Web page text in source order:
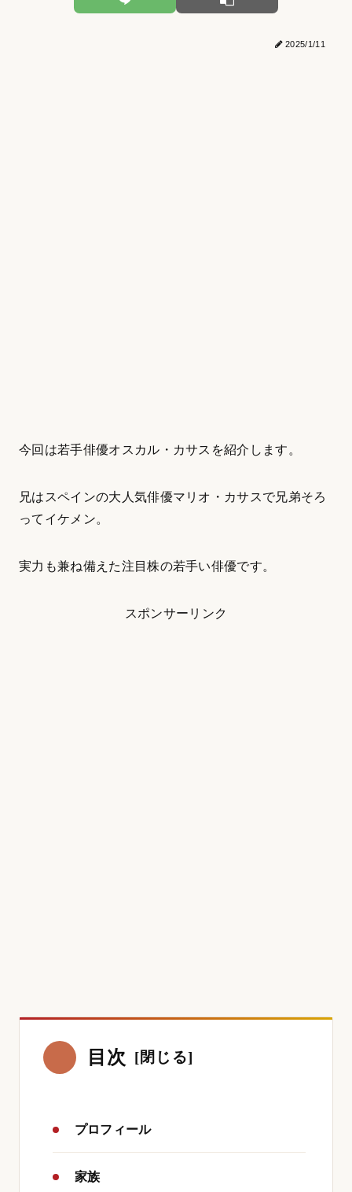
2025/1/11
今回は若手俳優オスカル・カサスを紹介します。
兄はスペインの大人気俳優マリオ・カサスで兄弟そろ
ってイケメン。
実力も兼ね備えた注目株の若手い俳優です。
スポンサーリンク
目次
プロフィール
家族